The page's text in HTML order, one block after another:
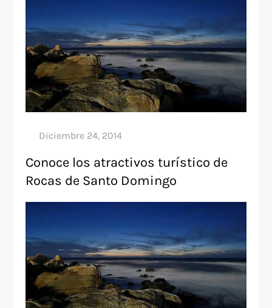
Conoce los atractivos turístico de
Rocas de Santo Domingo